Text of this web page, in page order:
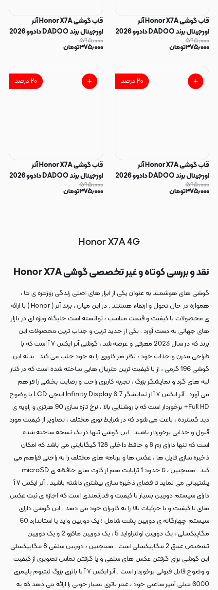
قاب گوشی Honor X7A آنر
اورجینال برند DADOO دادوو 2026
فولادی کد E19-90823
۵۹۵٫۰۰۰
۴۷۵٫۰۰۰تومان
قاب گوشی Honor X7A آنر
اورجینال برند DADOO دادوو 2026
E19-90822
۵۹۵٫۰۰۰
۴۷۵٫۰۰۰تومان
۲۰درصد
قاب گوشی Honor X7A آنر
اورجینال برند DADOO دادوو 2026
E19-90821
۵۹۵٫۰۰۰
۴۷۵٫۰۰۰تومان
۲۰درصد
قاب گوشی Honor X7A آنر
اورجینال برند DADOO دادوو 2026
E19-90820
۵۹۵٫۰۰۰
۴۷۵٫۰۰۰تومان
Honor X7A 4G
نقد و بررسی کوتاه و غیر تخصصی گوشی Honor X7A
گوشی های هوشمند به عنوان یکی از ابزار های اصلی زندگی روزمره ی ما ،
همواره در حال تحول و ارتقاء هستند . در این میان ، برند آنر ( Honor ) با ارائه
ی محصولات با کیفیت و قیمت مناسب ، توانسته است جایگاه ویژه ای در بازار
های جهانی به دست آورد . یکی از جدید ترین و جذاب ترین محصولات این
برند که در سال 2023 معرفی و عرضه شد ، گوشی آنر ایکس ۷ آ است که با
طراحی مدرن و جذاب خود ، نظر هر کاربری را به خود جلب می کند . بدنه این
گوشی 196 گرمی ، از با کیفیت ترین متریال هایی ساخته شده است که در کنار
لبه های گرد و نمایشگر بزرگ ، تجربه کاربری راحت و رضایت بخشی را فراهم
می آورد . آنر ایکس ۷ آ از نمایشگر Infinity Display 6.7 اینچی LCD با وضوح
Full HD+ برخوردار است که با روشنایی بالا ، نرخ تازه سازی 90 هرتزی و زاویه ی
دید گسترده ، باعث می شود که در شرایط نوری مختلف ، تصاویر از کیفیت مورد
قبول و جذابی برخوردار باشند . این گوشی تنها در یک نسخه ساخته شده
است که تنها دارای رم 8 و حافظ داخلی 128 گیگابایتی می باشد که امکان
ذخیره سازی فایل ها ، عکس ها و برنامه های مختلف را به راحتی فراهم می
کند . همچنین ، تا حدود 1 ترابایت هم از کارت های حافظه ی microSD
پشتیبانی می نماید تا فضای ذخیره سازی بیشتری داشته باشید . آنر ایکس ۷ آ
دارای سیستم دوربین بسیار با کیفیت و قدرتمندی است که اجازه ی ثبت عکس
های با کیفیت و با جزئیات بالا را به کاربران خود می دهد . این گوشی دارای
سیستم چهارگانه ی دوربین پشت شامل ؛ یک دوربین واید یا استاندارد 50
مگاپیکسلی ، یک دوربین اولتراواید 5 ، یک دوربین ماکرو 2 و یک دوربین
تشخیص عمق 2 مگاپیکسلی است . همچنین ، دوربین سلفی 8 مگاپیکسلی
این گوشی برای گرفتن عکس های سلفی و یا گرفتن تماس تصویری از کیفیت
و وضوح قابل قبولی برخوردار است . آنر ایکس ۷ آ با باتری بزرگ لیتیوم پلیمری
6000 میلی آمپر ساعتی خود ، عمر باتری بسیار خوبی را ارائه می دهد که به